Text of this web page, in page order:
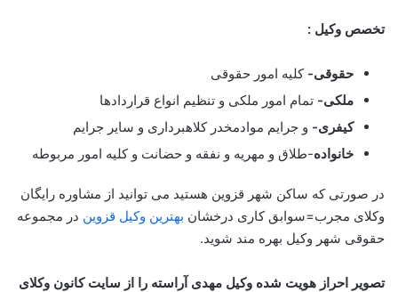
تخصص وکیل :
حقوقی-کلیه امور حقوقی
ملکی- تمام امور ملکی و تنظیم انواع قراردادها
کیفری- و جرایم موادمخدر کلاهبرداری و سایر جرایم
خانواده-طلاق و مهریه و نفقه و حضانت و کلیه امور مربوطه
در صورتی که ساکن شهر قزوین هستید می توانید از مشاوره رایگان
وکلای مجرب=سوابق کاری درخشان بهترین وکیل قزوین در مجموعه
حقوقی شهر وکیل بهره مند شوید.
تصویر احراز هویت شده وکیل مهدی آراسته را از سایت کانون وکلای